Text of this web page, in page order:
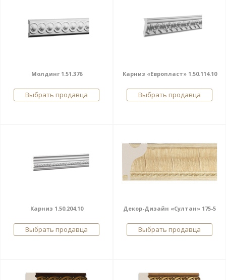
Молдинг 1.51.376
Выбрать продавца
Карниз «Европласт» 1.50.114.10
Выбрать продавца
Карниз 1.50.204.10
Выбрать продавца
Декор-Дизайн «Султан» 175-5
Выбрать продавца